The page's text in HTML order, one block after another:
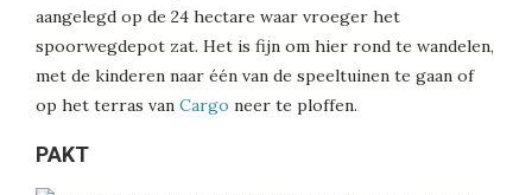
aangelegd op de 24 hectare waar vroeger het
spoorwegdepot zat. Het is fijn om hier rond te wandelen,
met de kinderen naar één van de speeltuinen te gaan of
op het terras van Cargo neer te ploffen.
PAKT